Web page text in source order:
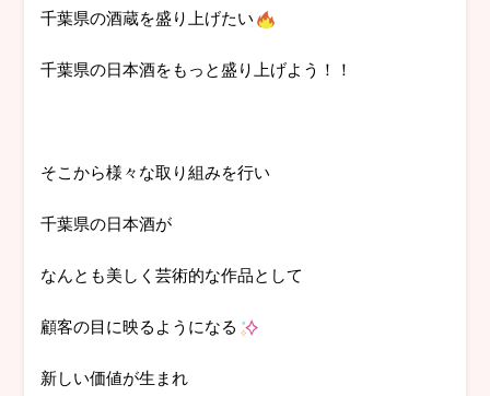
千葉県の酒蔵を盛り上げたい
千葉県の日本酒をもっと盛り上げよう！！
そこから様々な取り組みを行い
千葉県の日本酒が
なんとも美しく芸術的な作品として
顧客の目に映るようになる
新しい価値が生まれ